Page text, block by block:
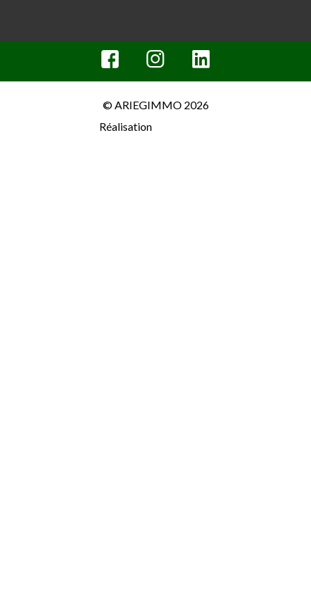
© ARIEGIMMO 2026
Réalisation